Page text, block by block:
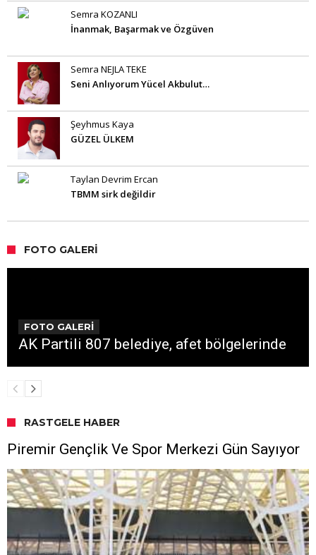
Semra KOZANLI
İnanmak, Başarmak ve Özgüven
Semra NEJLA TEKE
Seni Anlıyorum Yücel Akbulut…
Şeyhmus Kaya
GÜZEL ÜLKEM
Taylan Devrim Ercan
TBMM sirk değildir
FOTO GALERI
FOTO GALERİ
AK Partili 807 belediye, afet bölgelerinde
RASTGELE HABER
Piremir Gençlik Ve Spor Merkezi Gün Sayıyor